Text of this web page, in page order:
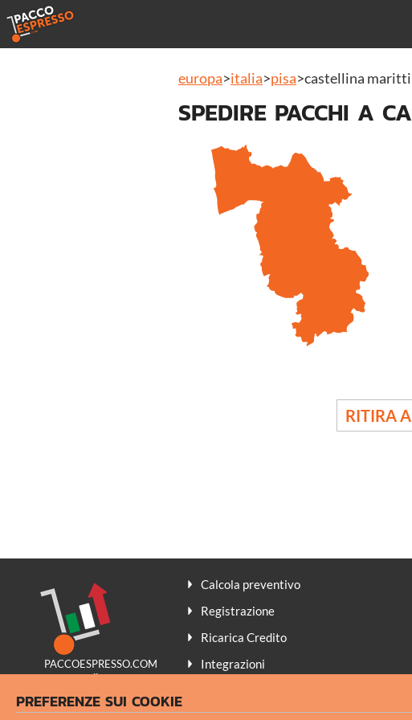
europa>italia>pisa>castellina
SPEDIRE PACCHI A
RITIRA
PACCOESPRESSO.COM
promuove il
Calcola preventivo
Registrazione
Ricarica Credito
Integrazioni
PREFERENZE SUI COOKIE